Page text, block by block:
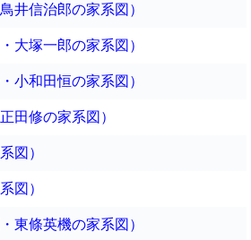
井信治郎の家系図）
大塚一郎の家系図）
小和田恒の家系図）
田修の家系図）
図）
図）
東條英機の家系図）